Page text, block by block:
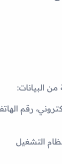
البيانات:
رقم